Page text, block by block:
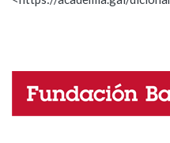
Propoño mellorar a
Nome